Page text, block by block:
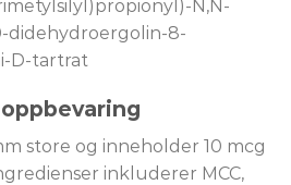
N,N-
didehydroergolin-8-
D-tartrat
store og inneholder 10 mcg
inkluderer MCC,